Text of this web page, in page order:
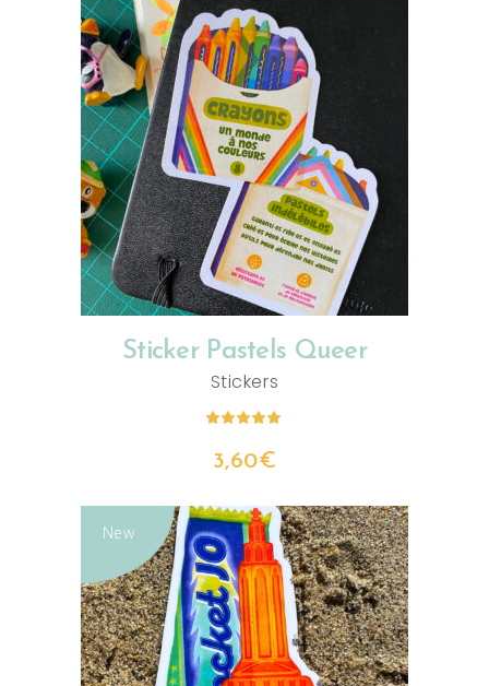
AJOUTER AU PANIER
Sticker Pastels Queer
Stickers
3,60€
New
AJOUTER AU PANIER